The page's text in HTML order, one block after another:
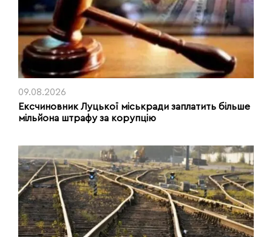
09.08.2026
Ексчиновник Луцької міськради заплатить більше
мільйона штрафу за корупцію